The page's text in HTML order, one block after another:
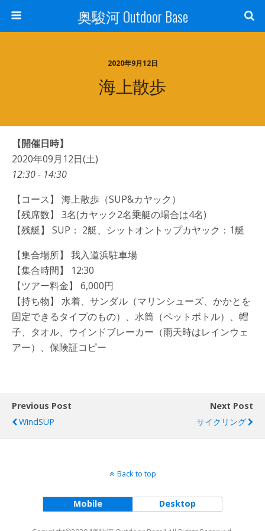
奥駿河 Outdoor Base
2020年9月12日
海上散歩
【開催日時】
2020年09月12日(土)
12:30 - 14:30
【コース】 海上散歩（SUP&カヤック）
【残席数】 3名(カヤック2名乗艇の場合は4名)
【残艇】 SUP： 2艇、シットオントップカヤック：1艇
【集合場所】 我入道浜駐車場
【集合時間】 12:30
【ツアー料金】 6,000円
【持ち物】 水着、サンダル（マリンシューズ、かかとを
固定できるタイプのもの）、水筒（ペットボトル）、帽
子、タオル、ウインドブレーカー（雨天時はレインウェ
アー）、保険証コピー
Previous Post
WindSUP
Next Post
サイクリング
Back to top
Mobile Desktop